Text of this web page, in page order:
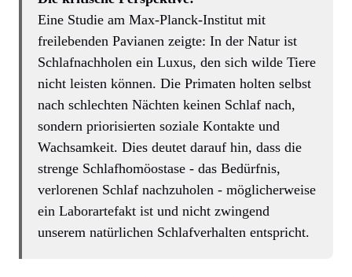
Eine Studie am Max-Planck-Institut mit
freilebenden Pavianen zeigte: In der Natur ist
Schlafnachholen ein Luxus, den sich wilde Tiere
nicht leisten können. Die Primaten holten selbst
nach schlechten Nächten keinen Schlaf nach,
sondern priorisierten soziale Kontakte und
Wachsamkeit. Dies deutet darauf hin, dass die
strenge Schlafhomöostase - das Bedürfnis,
verlorenen Schlaf nachzuholen - möglicherweise
ein Laborartefakt ist und nicht zwingend
unserem natürlichen Schlafverhalten entspricht.